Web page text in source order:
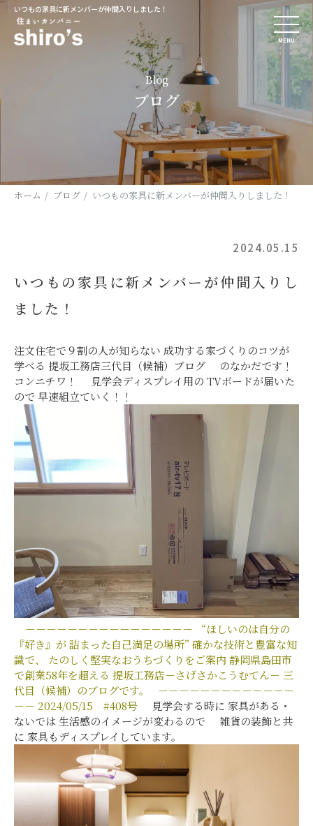
いつもの家具に新メンバーが仲間入りしました！
MENU
Blog
ブログ
ホーム ブログ いつもの家具に新メンバーが仲間入りしました！
2024.05.15
いつもの家具に新メンバーが仲間入りし
ました！
注文住宅で９割の人が知らない 成功する家づくりのコツが
学べる 提坂工務店三代目（候補）ブログ のなかだです！
コンニチワ！ 見学会ディスプレイ用の TVボードが届いた
ので 早速組立ていく！！
－－－－－－－－－－－－－－－－
“ほしいのは自分の
『好き』が詰まった自己満足の場所” 確かな技術と豊富な知
識で、
たのしく堅実なおうちづくりをご案内 静岡県島田市
で創業58年を超える 提坂工務店－さげさかこうむてん－ 三
代目（候補）のブログです。
－－－－－－－－－－－－－
－－ 2024/05/15 #408号 見学会する時に 家具がある・
ないでは 生活感のイメージが変わるので 雑貨の装飾と共
に 家具もディスプレイしています。